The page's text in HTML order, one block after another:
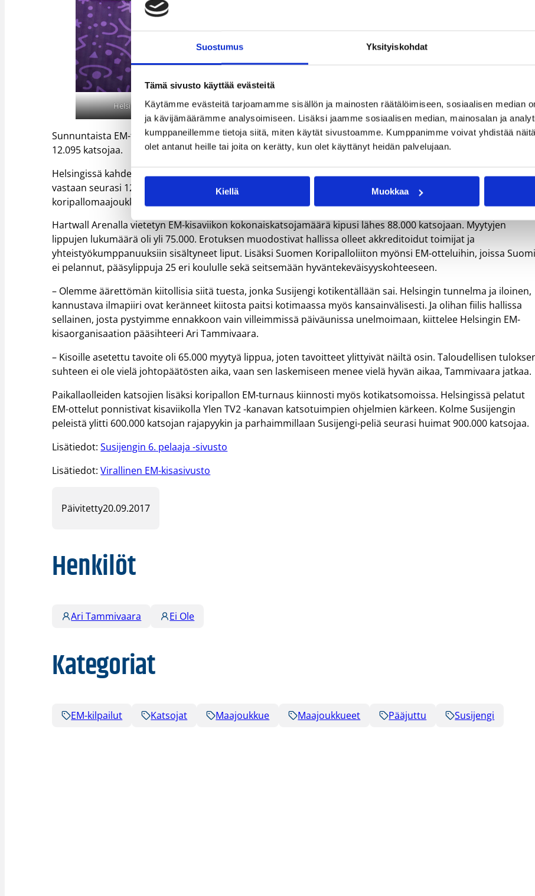
Suostumus Yksityiskohdat
Tämä sivusto käyttää evästeitä
Käytämme evästeitä tarjoamamme sisällön ja mainosten räätälöimiseen, sosiaalisen median
ja kävijämäärämme analysoimiseen. Lisäksi jaamme sosiaalisen median, mainosalan ja
kumppaneillemme tietoja siitä, miten käytät sivustoamme. Kumppanimme voivat yhdistää
olet antanut heille tai joita on kerätty, kun olet käyttänyt heidän palvelujaan.
Kiellä Muokkaa
Helsingin ikimuistoisessa EM-huumassa vieraili yhteensä lähes 88.000 katsojaa. Kuvat: Tuomas Vitikainen.
Sunnuntaista EM-finaalia ja Slovenian historiallisia mestaruusjuhlia todisti Istanbulissa, Sinam Erden
12.095 katsojaa.
Helsingissä kahdessa ottelussa yllettiin finaaliakin korkeampiin lukemiin, kun Susijengin EM-avausta Ranskaa
vastaan seurasi 12.167 ja ottelua Kreikkaa vastaan peräti 12.327 katsojaa. Kreikka-ottelun lukema on Suomen
koripallomaajoukkueiden kaikkien aikojen katsojaennätys.
Hartwall Arenalla vietetyn EM-kisaviikon kokonaiskatsojamäärä kipusi lähes 88.000 katsojaan. Myytyjen
lippujen lukumäärä oli yli 75.000. Erotuksen muodostivat hallissa olleet akkreditoidut toimijat ja
yhteistyökumppanuuksiin sisältyneet liput. Lisäksi Suomen Koripalloliiton myönsi EM-otteluihin, joissa Suomi
ei pelannut, pääsylippuja 25 eri koululle sekä seitsemään hyväntekeväisyyskohteeseen.
– Olemme äärettömän kiitollisia siitä tuesta, jonka Susijengi kotikentällään sai. Helsingin tunnelma ja iloinen,
kannustava ilmapiiri ovat keränneet kiitosta paitsi kotimaassa myös kansainvälisesti. Ja olihan fiilis hallissa
sellainen, josta pystyimme ennakkoon vain villeimmissä päiväunissa unelmoimaan, kiittelee Helsingin EM-
kisaorganisaation pääsihteeri Ari Tammivaara.
– Kisoille asetettu tavoite oli 65.000 myytyä lippua, joten tavoitteet ylittyivät näiltä osin. Taloudellisen
suhteen ei ole vielä johtopäätösten aika, vaan sen laskemiseen menee vielä hyvän aikaa, Tammivaara jatkaa.
Paikallaolleiden katsojien lisäksi koripallon EM-turnaus kiinnosti myös kotikatsomoissa. Helsingissä pelatut
EM-ottelut ponnistivat kisaviikolla Ylen TV2 -kanavan katsotuimpien ohjelmien kärkeen. Kolme Susijengin
peleistä ylitti 600.000 katsojan rajapyykin ja parhaimmillaan Susijengi-peliä seurasi huimat 900.000 katsojaa.
Lisätiedot:Susijengin 6. pelaaja -sivusto
Lisätiedot:Virallinen EM-kisasivusto
Päivitetty20.09.2017
Henkilöt
Ari Tammivaara Ei Ole
Kategoriat
EM-kilpailut Katsojat Maajoukkue Maajoukkueet Pääjuttu Susijengi